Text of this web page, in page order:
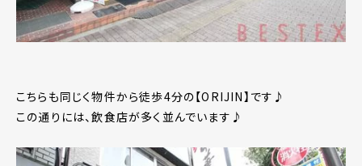
こちらも同じく物件から徒歩4分の【ORIJIN】です♪
この通りには、飲食店が多く並んでいます♪